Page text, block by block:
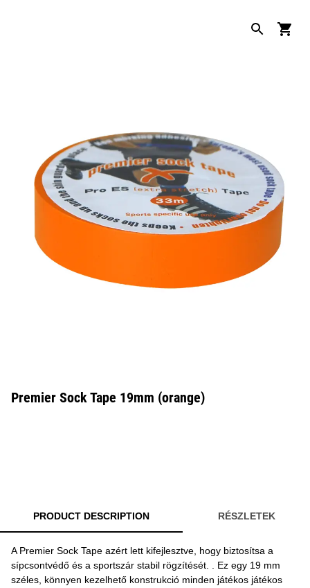
Premier Sock Tape 19mm (orange)
PRODUCT DESCRIPTION RÉSZLETEK
A Premier Sock Tape azért lett kifejlesztve, hogy biztosítsa a
sípcsontvédő és a sportszár stabil rögzítését. . Ez egy 19 mm
széles, könnyen kezelhető konstrukció minden játékos játékos